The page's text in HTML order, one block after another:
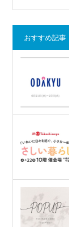
おすすめ記事